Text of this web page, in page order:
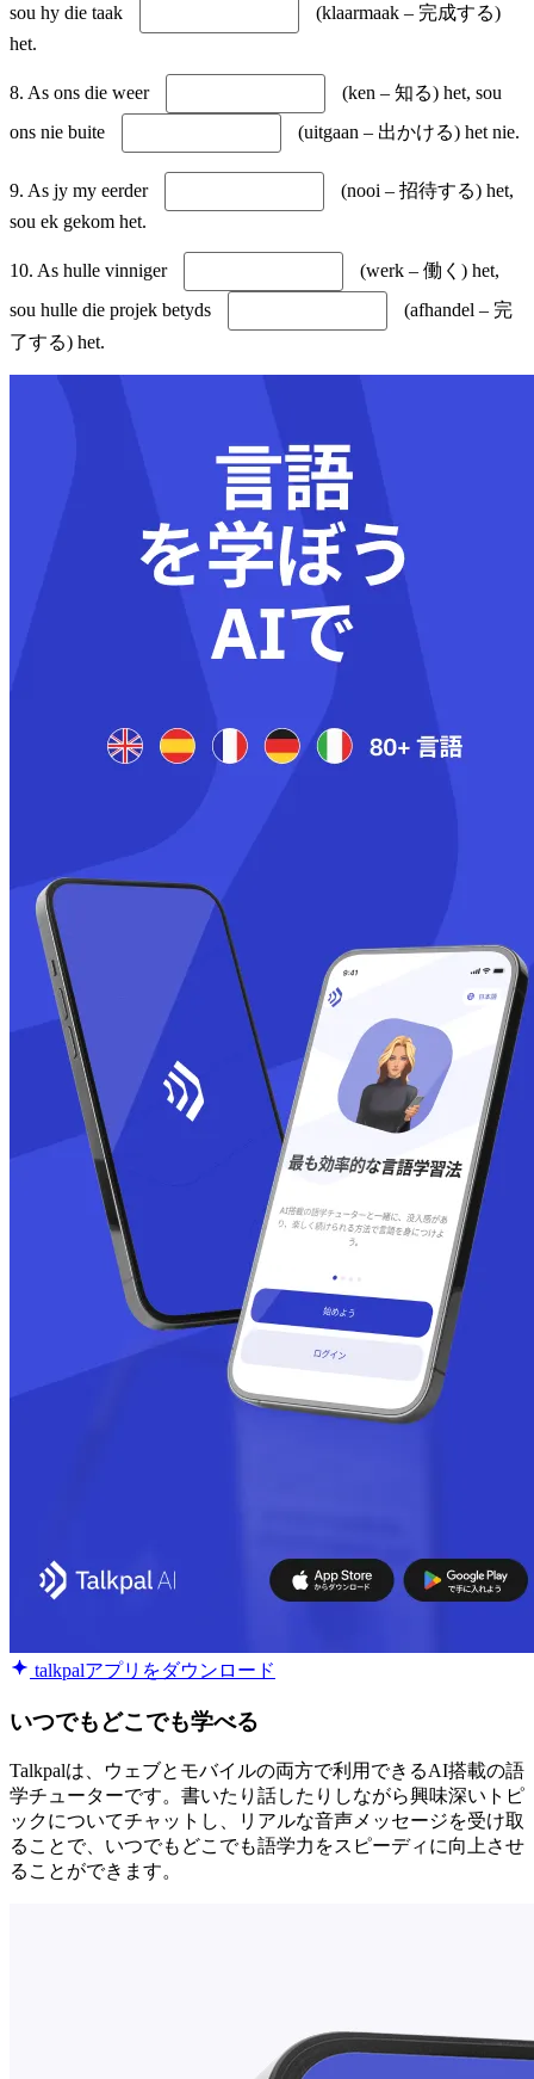
sou hy die taak
(klaarmaak – 完成する)
het.
8. As ons die weer
(ken – 知る) het, sou
ons nie buite
(uitgaan – 出かける) het nie.
9. As jy my eerder
(nooi – 招待する) het,
sou ek gekom het.
10. As hulle vinniger
(werk – 働く) het,
sou hulle die projek betyds
(afhandel – 完
了する) het.
talkpalアプリをダウンロード
いつでもどこでも学べる
Talkpalは、ウェブとモバイルの両方で利用できるAI搭載の語
学チューターです。書いたり話したりしながら興味深いトピ
ックについてチャットし、リアルな音声メッセージを受け取
ることで、いつでもどこでも語学力をスピーディに向上させ
ることができます。